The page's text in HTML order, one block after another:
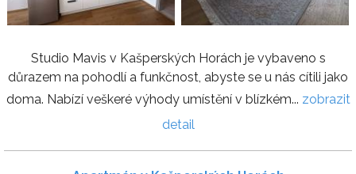
Studio Mavis v Kašperských Horách je vybaveno s
důrazem na pohodlí a funkčnost, abyste se u nás cítili jako
doma. Nabízí veškeré výhody umístění v blízkém... zobrazit
detail